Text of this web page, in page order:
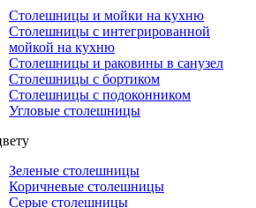
Столешницы и мойки на кухню
Столешницы с интегрированной
мойкой на кухню
Столешницы и раковины в санузел
Столешницы с бортиком
Столешницы с подоконником
Угловые столешницы
Зеленые столешницы
Коричневые столешницы
Серые столешницы